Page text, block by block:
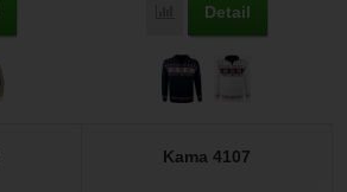
Porovnat
Detail
Kama 4107